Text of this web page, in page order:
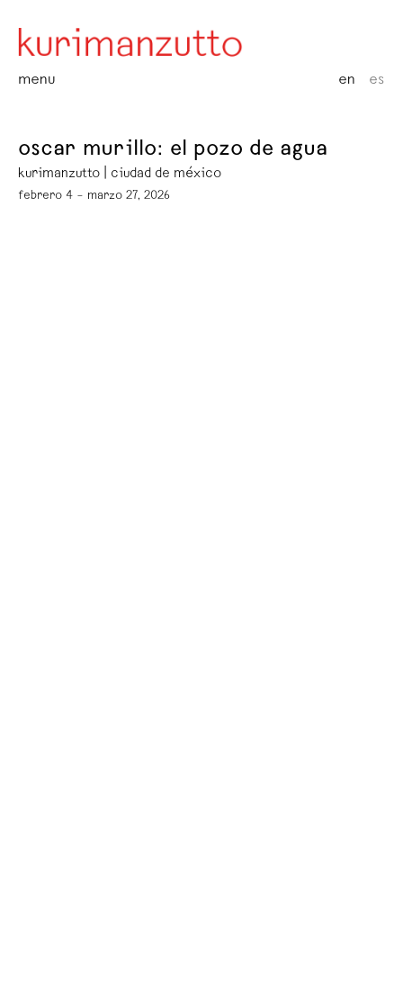
menu en es
oscar murillo: el pozo de agua
kurimanzutto | ciudad de méxico
febrero 4 – marzo 27, 2026